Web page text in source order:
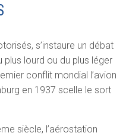
s’instaure un débat
plus lourd ou du plus léger
conflit mondial l’avion
en 1937 scelle le sort
siècle, l’aérostation